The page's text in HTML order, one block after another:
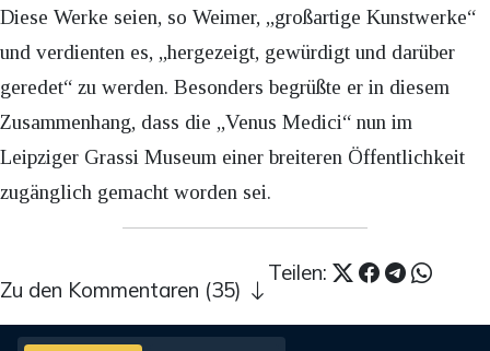
Diese Werke seien, so Weimer, „großartige Kunstwerke“
und verdienten es, „hergezeigt, gewürdigt und darüber
geredet“ zu werden. Besonders begrüßte er in diesem
Zusammenhang, dass die „Venus Medici“ nun im
Leipziger Grassi Museum einer breiteren Öffentlichkeit
zugänglich gemacht worden sei.
Teilen:
Zu den Kommentaren (35)